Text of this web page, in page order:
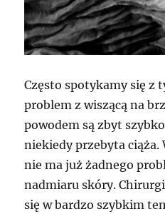
Często spotykamy się z
problem z wiszącą na
powodem są zbyt
niekiedy przebyta ciąża.
nie ma już żadnego
nadmiaru skóry.
się w bardzo szybkim